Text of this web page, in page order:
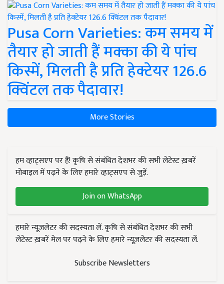
Pusa Corn Varieties: कम समय में
तैयार हो जाती हैं मक्का की ये पांच
किस्में, मिलती है प्रति हेक्टेयर 126.6
क्विंटल तक पैदावार!
More Stories
हम व्हाट्सएप पर हैं! कृषि से संबंधित देशभर की सभी लेटेस्ट ख़बरें
मोबाइल में पढ़ने के लिए हमारे व्हाट्सएप से जुड़ें.
Join on WhatsApp
हमारे न्यूज़लेटर की सदस्यता लें. कृषि से संबंधित देशभर की सभी
लेटेस्ट ख़बरें मेल पर पढ़ने के लिए हमारे न्यूज़लेटर की सदस्यता लें.
Subscribe Newsletters